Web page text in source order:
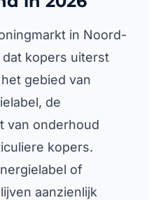
in Noord-
dat kopers uiterst
gebied van
de
van onderhoud
kopers.
of
aanzienlijk